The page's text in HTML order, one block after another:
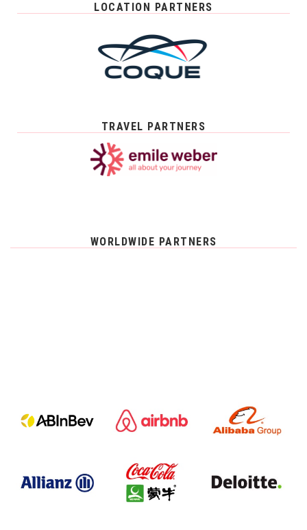
LOCATION PARTNERS
TRAVEL PARTNERS
WORLDWIDE PARTNERS